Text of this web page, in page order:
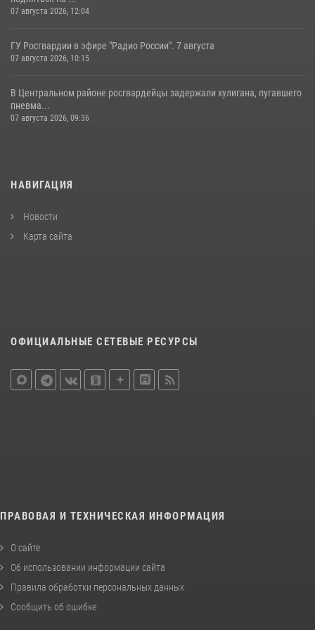
07 августа 2026, 12:04
ГУ Росгвардии в эфире "Радио России". 7 августа
07 августа 2026, 10:15
В Центральном районе росгвардейцы задержали хулигана, пугавшего
пневма...
07 августа 2026, 09:36
НАВИГАЦИЯ
Новости
Карта сайта
ОФИЦИАЛЬНЫЕ СЕТЕВЫЕ РЕСУРСЫ
ПРАВОВАЯ И ТЕХНИЧЕСКАЯ ИНФОРМАЦИЯ
О сайте
Об использовании информации сайта
Правила обработки персональных данных
Сообщить об ошибке